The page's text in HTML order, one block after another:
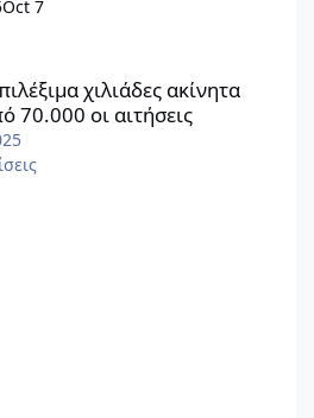
Oct 7
χιλιάδες ακίνητα
οι αιτήσεις